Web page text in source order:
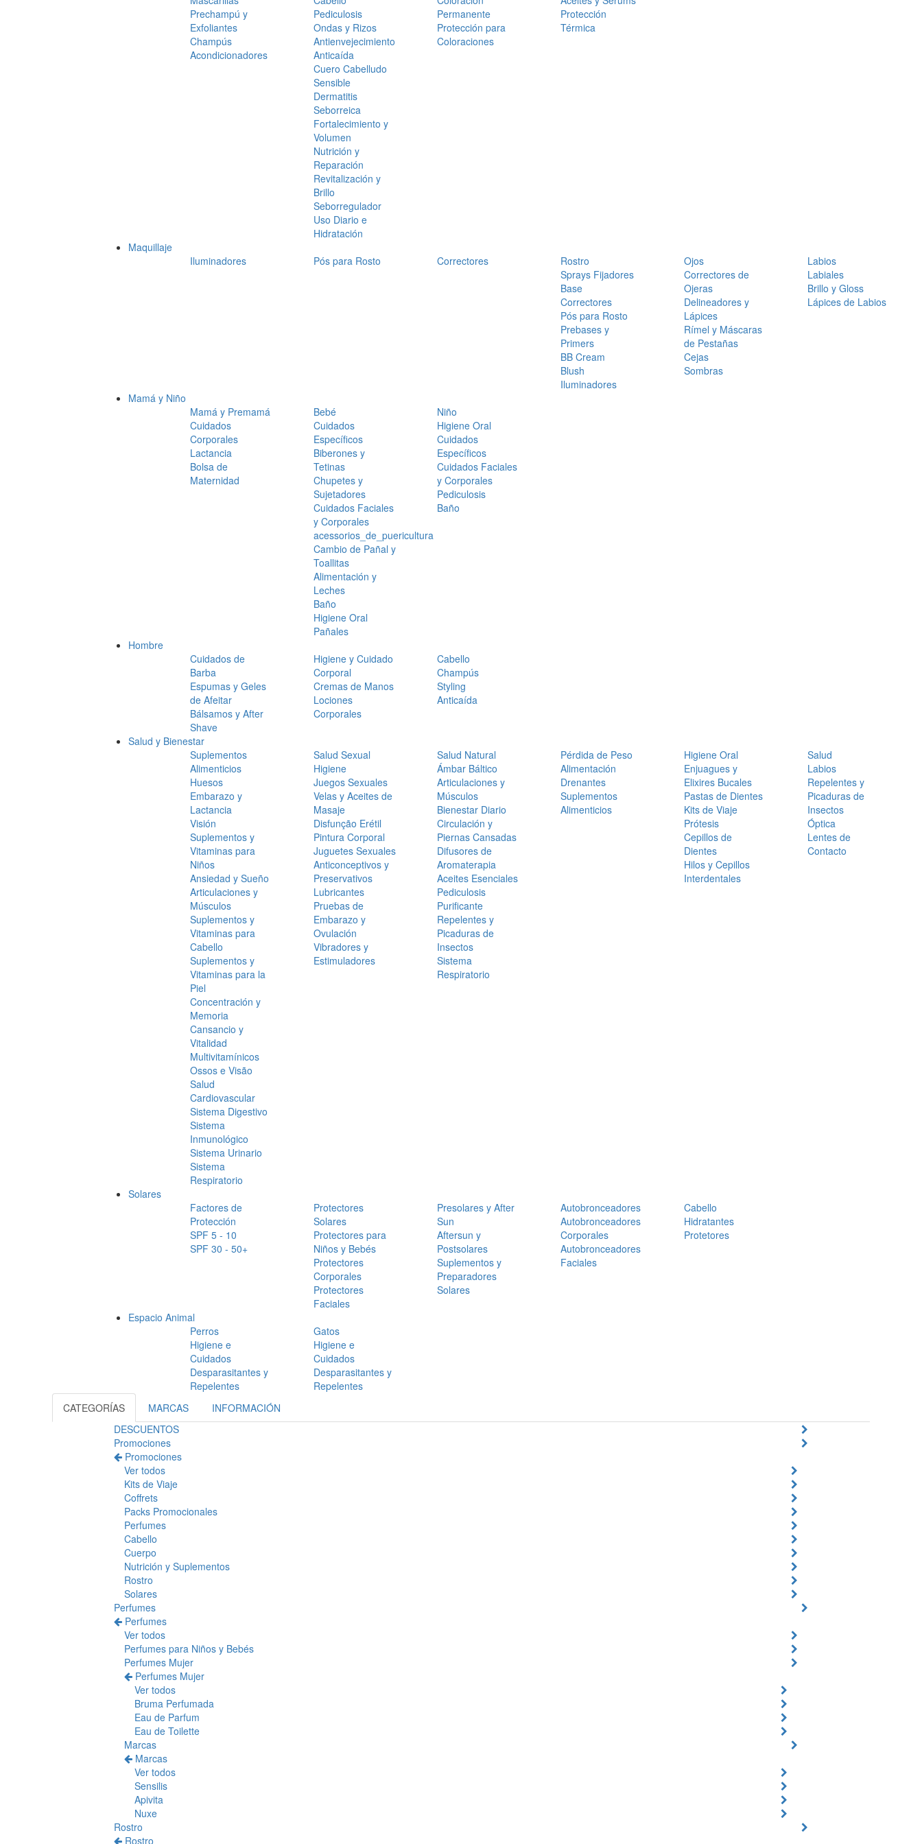
Prechampú y
Exfoliantes
Champús
Acondicionadores
Pediculosis
Ondas y Rizos
Antienvejecimiento
Anticaída
Cuero Cabelludo
Sensible
Dermatitis
Seborreica
Fortalecimiento y
Volumen
Nutrición y
Reparación
Revitalización y
Brillo
Seborregulador
Uso Diario e
Hidratación
Permanente
Protección para
Coloraciones
Protección
Térmica
Maquillaje
Iluminadores
Pós para Rosto Correctores
Rostro
Sprays Fijadores
Base
Correctores
Pós para Rosto
Prebases y
Primers
BB Cream
Blush
Iluminadores
Ojos
Correctores de
Ojeras
Delineadores y
Lápices
Rímel y Máscaras
de Pestañas
Cejas
Sombras
Labios
Labiales
Brillo y Gloss
Lápices de Labios
Mamá y Niño
Mamá y Premamá
Cuidados
Corporales
Lactancia
Bolsa de
Maternidad
Bebé
Cuidados
Específicos
Biberones y
Tetinas
Chupetes y
Sujetadores
Cuidados Faciales
y Corporales
acessorios_de_puericultura
Cambio de Pañal y
Toallitas
Alimentación y
Leches
Baño
Higiene Oral
Pañales
Niño
Higiene Oral
Cuidados
Específicos
Cuidados Faciales
y Corporales
Pediculosis
Baño
Hombre
Cuidados de
Barba
Espumas y Geles
de Afeitar
Bálsamos y After
Shave
Higiene y Cuidado
Corporal
Cremas de Manos
Lociones
Corporales
Cabello
Champús
Styling
Anticaída
Salud y Bienestar
Suplementos
Alimenticios
Huesos
Embarazo y
Lactancia
Visión
Suplementos y
Vitaminas para
Niños
Ansiedad y Sueño
Articulaciones y
Músculos
Suplementos y
Vitaminas para
Cabello
Suplementos y
Vitaminas para la
Piel
Concentración y
Memoria
Cansancio y
Vitalidad
Multivitamínicos
Ossos e Visão
Salud
Cardiovascular
Sistema Digestivo
Sistema
Inmunológico
Sistema Urinario
Sistema
Respiratorio
Salud Sexual
Higiene
Juegos Sexuales
Velas y Aceites de
Masaje
Disfunção Erétil
Pintura Corporal
Juguetes Sexuales
Anticonceptivos y
Preservativos
Lubricantes
Pruebas de
Embarazo y
Ovulación
Vibradores y
Estimuladores
Salud Natural
Ámbar Báltico
Articulaciones y
Músculos
Bienestar Diario
Circulación y
Piernas Cansadas
Difusores de
Aromaterapia
Aceites Esenciales
Pediculosis
Purificante
Repelentes y
Picaduras de
Insectos
Sistema
Respiratorio
Pérdida de Peso
Alimentación
Drenantes
Suplementos
Alimenticios
Higiene Oral
Enjuagues y
Elixires Bucales
Pastas de Dientes
Kits de Viaje
Prótesis
Cepillos de
Dientes
Hilos y Cepillos
Interdentales
Salud
Labios
Repelentes y
Picaduras de
Insectos
Óptica
Lentes de
Contacto
Solares
Factores de
Protección
SPF 5 - 10
SPF 30 - 50+
Protectores
Solares
Protectores para
Niños y Bebés
Protectores
Corporales
Protectores
Faciales
Presolares y After
Sun
Aftersun y
Postsolares
Suplementos y
Preparadores
Solares
Autobronceadores
Autobronceadores
Corporales
Autobronceadores
Faciales
Cabello
Hidratantes
Protetores
Espacio Animal
Perros
Higiene e
Cuidados
Desparasitantes y
Repelentes
Gatos
Higiene e
Cuidados
Desparasitantes y
Repelentes
CATEGORÍAS
MARCAS
INFORMACIÓN
DESCUENTOS
Promociones
Promociones
Ver todos
Kits de Viaje
Coffrets
Packs Promocionales
Perfumes
Cabello
Cuerpo
Nutrición y Suplementos
Rostro
Solares
Perfumes
Perfumes
Ver todos
Perfumes para Niños y Bebés
Perfumes Mujer
Perfumes Mujer
Ver todos
Bruma Perfumada
Eau de Parfum
Eau de Toilette
Marcas
Marcas
Ver todos
Sensilis
Apivita
Nuxe
Rostro
Rostro